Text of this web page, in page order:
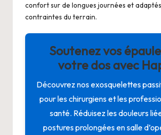
confort sur de longues journées et
contraintes du terrain.
Soutenez vos
votre dos avec
Découvrez nos exosquelettes
pour les chirurgiens et les
santé. Réduisez les douleurs
postures prolongées en salle